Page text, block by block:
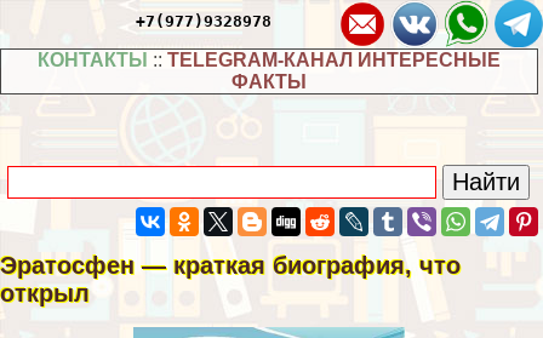
+7(977)9328978
КОНТАКТЫ :: TELEGRAM-КАНАЛ ИНТЕРЕСНЫЕ
ФАКТЫ
Эратосфен — краткая биография, что
открыл